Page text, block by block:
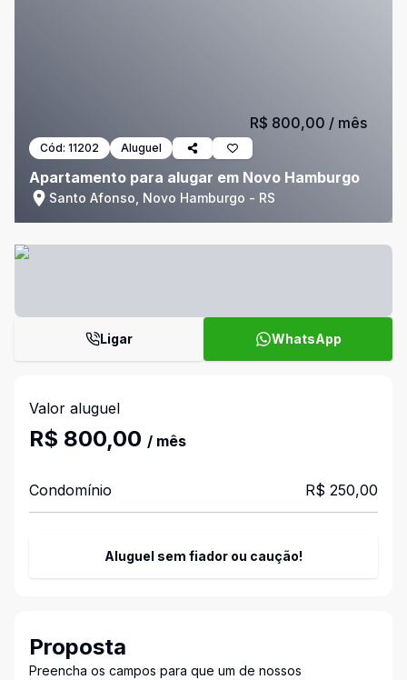
Cód: 11202 Aluguel
Apartamento para alugar em Novo Hamburgo
Santo Afonso, Novo Hamburgo - RS
R$ 800,00 / mês
Ligar WhatsApp
Valor aluguel
R$ 800,00 / mês
Condomínio R$ 250,00
Aluguel sem fiador ou caução!
Proposta
Preencha os campos para que um de nossos